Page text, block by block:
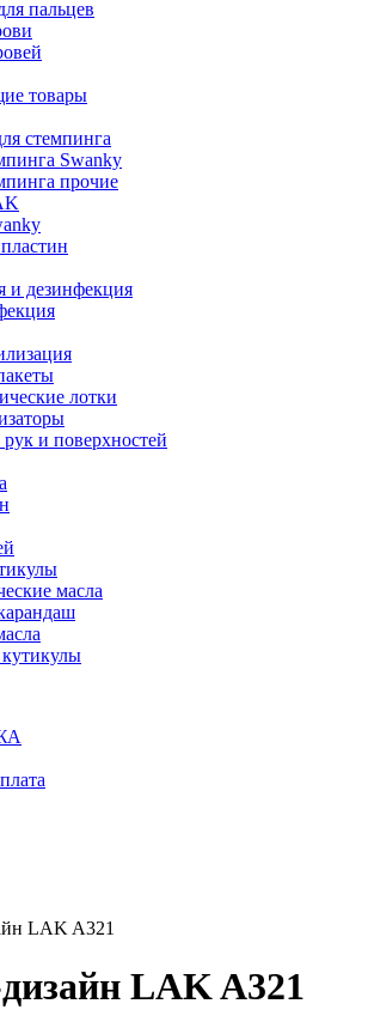
пальцев
товары
стемпинга
Swanky
прочие
и дезинфекция
лотки
и поверхностей
масла
кутикулы
LAK A321
LAK A321